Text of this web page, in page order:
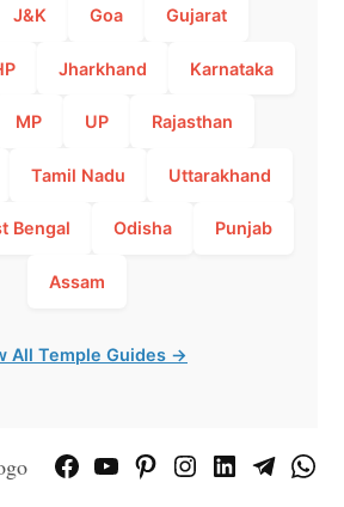
J&K Goa Gujarat
Jharkhand Karnataka
MP UP Rajasthan
Tamil Nadu Uttarakhand
Bengal Odisha Punjab
Assam
All Temple Guides →
FacebookYouTubePinterestInstagram
LinkedInTelegram